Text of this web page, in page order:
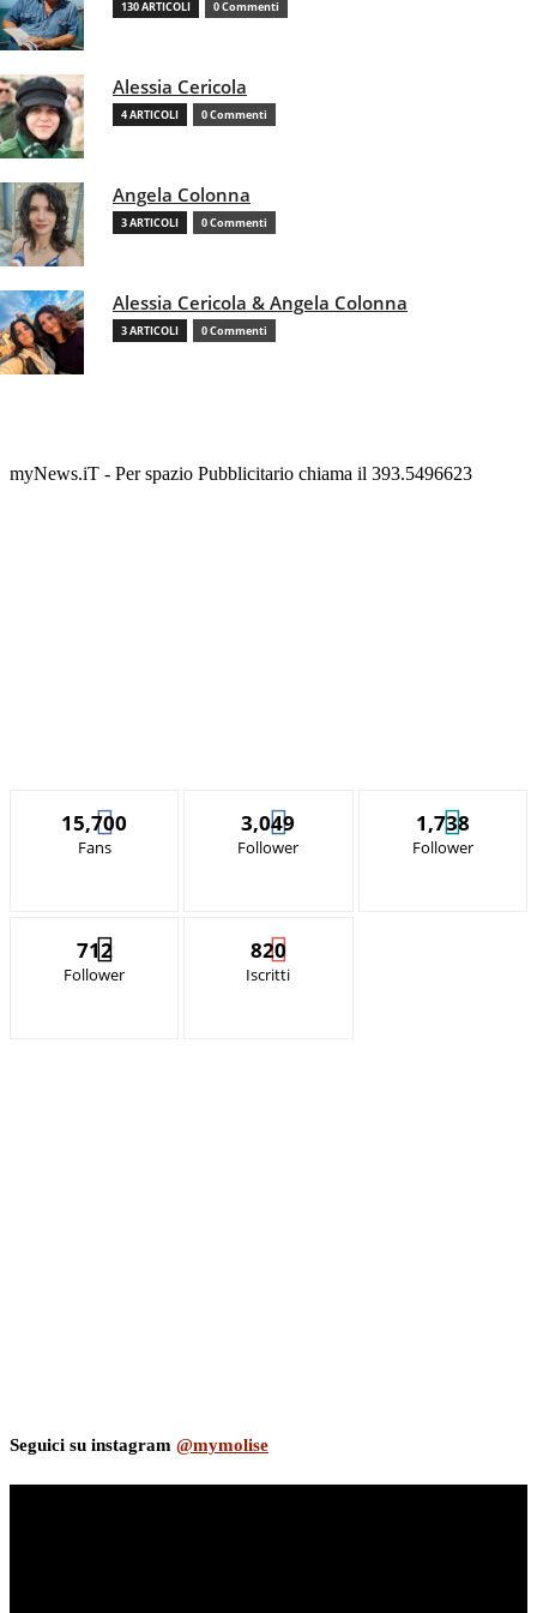
130 ARTICOLI 0 Commenti
Alessia Cericola
4 ARTICOLI 0 Commenti
Angela Colonna
3 ARTICOLI 0 Commenti
Alessia Cericola & Angela Colonna
3 ARTICOLI 0 Commenti
myNews.iT - Per spazio Pubblicitario chiama il 393.5496623
15,700
Fans
3,049
Follower
1,738
Follower
712
Follower
820
Iscritti
Seguici su instagram @mymolise